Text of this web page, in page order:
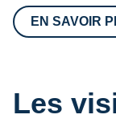
EN SAVOIR
Les